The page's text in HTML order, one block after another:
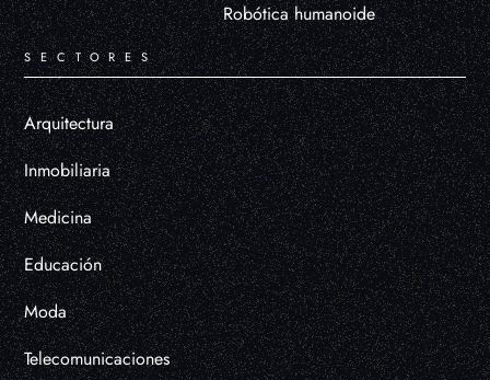
Robótica humanoide
SECTORES
Arquitectura
Inmobiliaria
Medicina
Educación
Moda
Telecomunicaciones